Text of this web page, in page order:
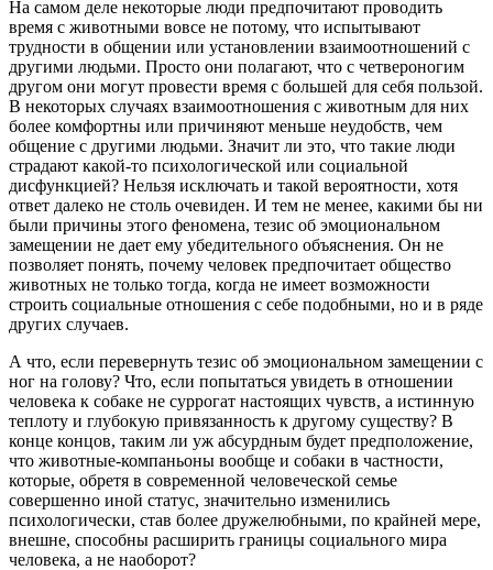
На самом деле некоторые люди предпочитают проводить
время с животными вовсе не потому, что испытывают
трудности в общении или установлении взаимоотношений с
другими людьми. Просто они полагают, что с четвероногим
другом они могут провести время с большей для себя пользой.
В некоторых случаях взаимоотношения с животным для них
более комфортны или причиняют меньше неудобств, чем
общение с другими людьми. Значит ли это, что такие люди
страдают какой-то психологической или социальной
дисфункцией? Нельзя исключать и такой вероятности, хотя
ответ далеко не столь очевиден. И тем не менее, какими бы ни
были причины этого феномена, тезис об эмоциональном
замещении не дает ему убедительного объяснения. Он не
позволяет понять, почему человек предпочитает общество
животных не только тогда, когда не имеет возможности
строить социальные отношения с себе подобными, но и в ряде
других случаев.
А что, если перевернуть тезис об эмоциональном замещении с
ног на голову? Что, если попытаться увидеть в отношении
человека к собаке не суррогат настоящих чувств, а истинную
теплоту и глубокую привязанность к другому существу? В
конце концов, таким ли уж абсурдным будет предположение,
что животные-компаньоны вообще и собаки в частности,
которые, обретя в современной человеческой семье
совершенно иной статус, значительно изменились
психологически, став более дружелюбными, по крайней мере,
внешне, способны расширить границы социального мира
человека, а не наоборот?